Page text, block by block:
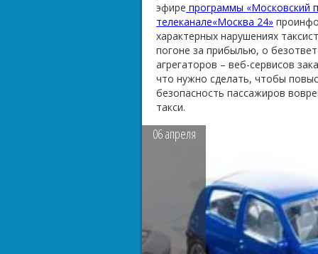
эфире программы «Московский
телеканале«Москва 24»
характерных нарушениях
погоне за прибылью, о
агрегаторов – веб-сервисов
что нужно сделать, чтобы
безопасность пассажиров
такси.
06апреля